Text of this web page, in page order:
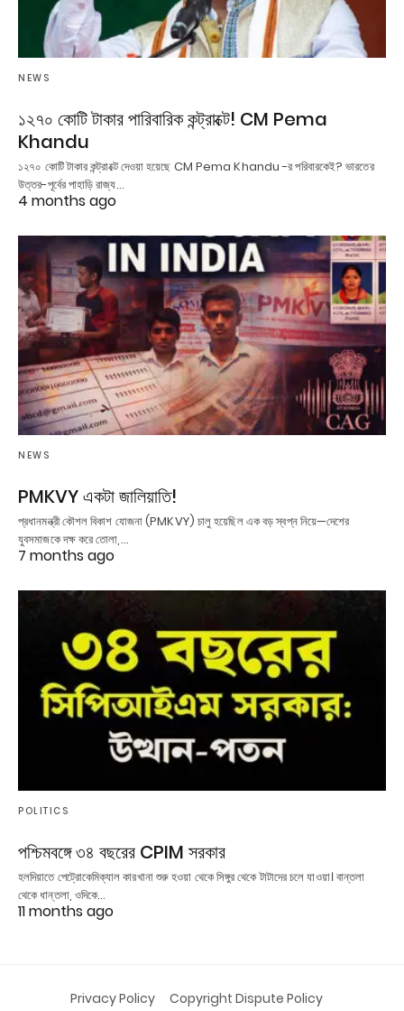
NEWS
১২৭০ কোটি টাকার পারিবারিক কন্ট্রাক্টে! CM Pema
Khandu
১২৭০ কোটি টাকার কন্ট্রাক্টে দেওয়া হয়েছে CM Pema Khandu -র পরিবারকেই? ভারতের
উত্তর-পূর্বের পাহাড়ি রাজ্য…
4 months ago
NEWS
PMKVY একটা জালিয়াতি!
প্রধানমন্ত্রী কৌশল বিকাশ যোজনা (PMKVY) চালু হয়েছিল এক বড় স্বপ্ন নিয়ে—দেশের
যুবসমাজকে দক্ষ করে তোলা,…
7 months ago
POLITICS
পশ্চিমবঙ্গে ৩৪ বছরের CPIM সরকার
হলদিয়াতে পেট্রোকেমিক্যাল কারখানা শুরু হওয়া থেকে সিঙ্গুর থেকে টাটাদের চলে যাওয়া। বান্তলা
থেকে ধান্তলা, ওদিকে…
11 months ago
Privacy Policy Copyright Dispute Policy